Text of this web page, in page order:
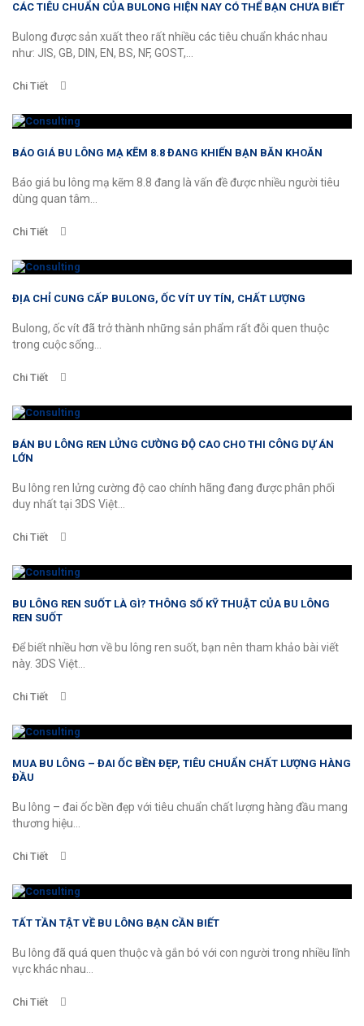
CÁC TIÊU CHUẨN CỦA BULONG HIỆN NAY CÓ THỂ BẠN CHƯA BIẾT
Bulong được sản xuất theo rất nhiều các tiêu chuẩn khác nhau
như: JIS, GB, DIN, EN, BS, NF, GOST,...
Chi Tiết
BÁO GIÁ BU LÔNG MẠ KẼM 8.8 ĐANG KHIẾN BẠN BĂN KHOĂN
Báo giá bu lông mạ kẽm 8.8 đang là vấn đề được nhiều người tiêu
dùng quan tâm...
Chi Tiết
ĐỊA CHỈ CUNG CẤP BULONG, ỐC VÍT UY TÍN, CHẤT LƯỢNG
Bulong, ốc vít đã trở thành những sản phẩm rất đỗi quen thuộc
trong cuộc sống...
Chi Tiết
BÁN BU LÔNG REN LỬNG CƯỜNG ĐỘ CAO CHO THI CÔNG DỰ ÁN
LỚN
Bu lông ren lửng cường độ cao chính hãng đang được phân phối
duy nhất tại 3DS Việt...
Chi Tiết
BU LÔNG REN SUỐT LÀ GÌ? THÔNG SỐ KỸ THUẬT CỦA BU LÔNG
REN SUỐT
Để biết nhiều hơn về bu lông ren suốt, bạn nên tham khảo bài viết
này. 3DS Việt...
Chi Tiết
MUA BU LÔNG – ĐAI ỐC BỀN ĐẸP, TIÊU CHUẨN CHẤT LƯỢNG HÀNG
ĐẦU
Bu lông – đai ốc bền đẹp với tiêu chuẩn chất lượng hàng đầu mang
thương hiệu...
Chi Tiết
TẤT TẦN TẬT VỀ BU LÔNG BẠN CẦN BIẾT
Bu lông đã quá quen thuộc và gắn bó với con người trong nhiều lĩnh
vực khác nhau...
Chi Tiết